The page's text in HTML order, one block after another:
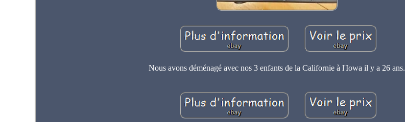
Nous avons déménagé avec nos 3 enfants de la Californie à l'Iowa il y a 26 ans.